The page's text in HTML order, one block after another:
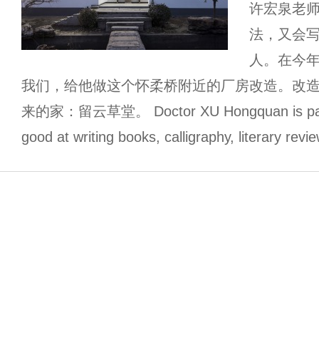
许宏泉老
法，又会
人。在今
我们，给他做这个怀柔桥附近的厂房改造。改
来的家：留云草堂。 Doctor XU Hongquan is
good at writing books, calligraphy, literary